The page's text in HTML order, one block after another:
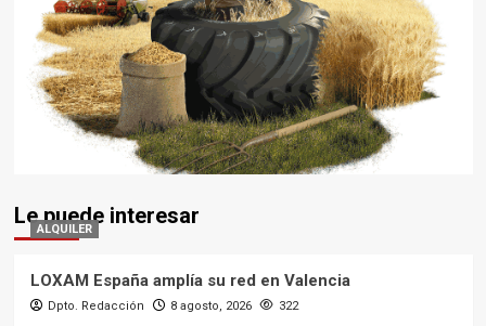
Le puede interesar
ALQUILER
LOXAM España amplía su red en Valencia
Dpto. Redacción 8 agosto, 2026 322